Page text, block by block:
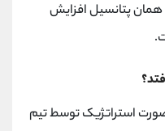
پتانسیل افزایش
استراتژیک توسط تیم